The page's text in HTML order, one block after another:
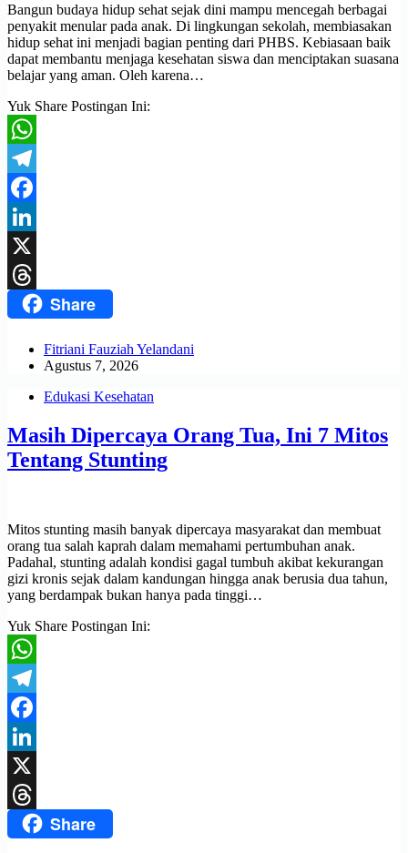
Bangun budaya hidup sehat sejak dini mampu mencegah berbagai
penyakit menular pada anak. Di lingkungan sekolah, membiasakan
hidup sehat ini menjadi bagian penting dari PHBS. Kebiasaan baik
dapat membantu menjaga kesehatan siswa dan menciptakan suasana
belajar yang aman. Oleh karena…
Yuk Share Postingan Ini:
WhatsApp
Telegram
Facebook
LinkedIn
X
ThreadsShare
Fitriani Fauziah Yelandani
Agustus 7, 2026
Edukasi Kesehatan
Masih Dipercaya Orang Tua, Ini 7 Mitos
Tentang Stunting
Mitos stunting masih banyak dipercaya masyarakat dan membuat
orang tua salah kaprah dalam memahami pertumbuhan anak.
Padahal, stunting adalah kondisi gagal tumbuh akibat kekurangan
gizi kronis sejak dalam kandungan hingga anak berusia dua tahun,
yang berdampak bukan hanya pada tinggi…
Yuk Share Postingan Ini:
WhatsApp
Telegram
Facebook
LinkedIn
X
ThreadsShare